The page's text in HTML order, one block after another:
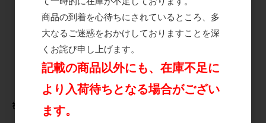
初恋の姫ゆば 1kg×10袋
商品の到着を心待ちにされているところ、多
大なるご迷惑をおかけしておりますことを深
くお詫び申し上げます。
記載の商品以外にも、在庫不足に
より入荷待ちとなる場合がござい
ます。